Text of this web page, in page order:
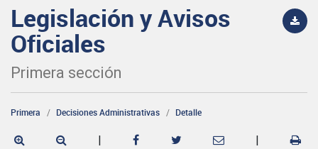
Legislación y Avisos
Oficiales
Primera sección
Primera Decisiones Administrativas Detalle
| |